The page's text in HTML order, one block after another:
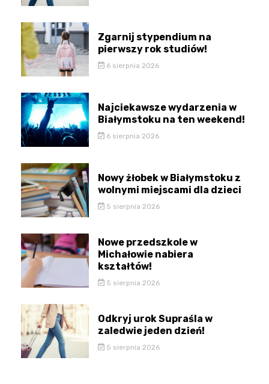
Zgarnij stypendium na
pierwszy rok studiów!
6 sierpnia 2026
Najciekawsze wydarzenia w
Białymstoku na ten weekend!
6 sierpnia 2026
Nowy żłobek w Białymstoku z
wolnymi miejscami dla dzieci
5 sierpnia 2026
Nowe przedszkole w
Michałowie nabiera
kształtów!
5 sierpnia 2026
Odkryj urok Supraśla w
zaledwie jeden dzień!
5 sierpnia 2026